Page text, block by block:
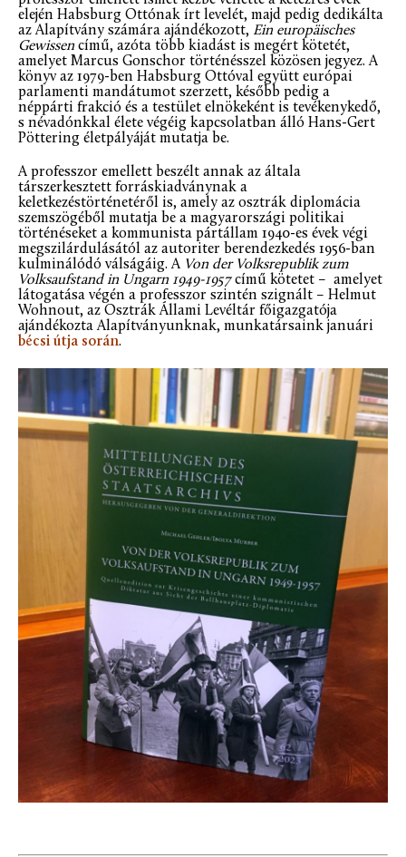
elején Habsburg Ottónak írt levelét, majd pedig dedikálta
az Alapítvány számára ajándékozott, Ein europäisches
Gewissen című, azóta több kiadást is megért kötetét,
amelyet Marcus Gonschor történésszel közösen jegyez. A
könyv az 1979-ben Habsburg Ottóval együtt európai
parlamenti mandátumot szerzett, később pedig a
néppárti frakció és a testület elnökeként is tevékenykedő,
s névadónkkal élete végéig kapcsolatban álló Hans-Gert
Pöttering életpályáját mutatja be.
A professzor emellett beszélt annak az általa
társzerkesztett forráskiadványnak a
keletkezéstörténetéről is, amely az osztrák diplomácia
szemszögéből mutatja be a magyarországi politikai
történéseket a kommunista pártállam 1940-es évek végi
megszilárdulásától az autoriter berendezkedés 1956-ban
kulminálódó válságáig. A Von der Volksrepublik zum
Volksaufstand in Ungarn 1949-1957című kötetet – amelyet
látogatása végén a professzor szintén szignált – Helmut
Wohnout, az Osztrák Állami Levéltár főigazgatója
ajándékozta Alapítványunknak, munkatársaink januári
bécsi útja során.